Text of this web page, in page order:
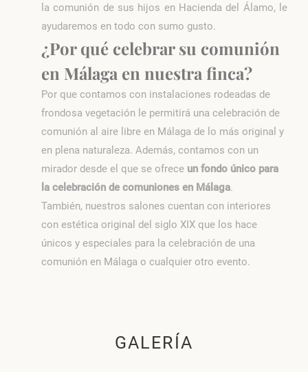
la comunión de sus hijos en Hacienda del Álamo, le
ayudaremos en todo con sumo gusto.
¿Por qué celebrar su comunión
en Málaga en nuestra finca?
Por que contamos con instalaciones rodeadas de
frondosa vegetación le permitirá una celebración de
comunión al aire libre en Málaga de lo más original y
en plena naturaleza. Además, contamos con un
mirador desde el que se ofrece un fondo único para
la celebración de comuniones en Málaga.
También, nuestros salones cuentan con interiores
con estética original del siglo XIX que los hace
únicos y especiales para la celebración de una
comunión en Málaga o cualquier otro evento.
GALERÍA